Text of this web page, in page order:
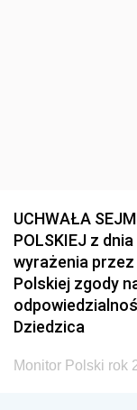
UCHWAŁA
POLSKIEJ z
wyrażenia
Polskiej zgody
Dziedzica
Monitor Polski rok